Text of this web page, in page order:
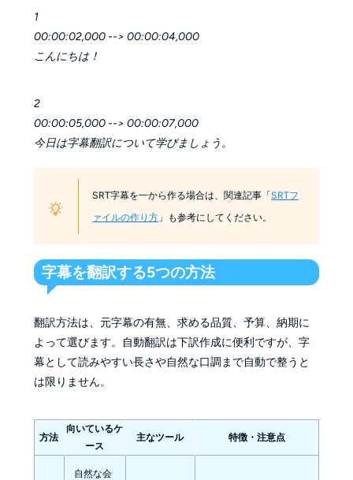
1
00:00:02,000 --> 00:00:04,000
こんにちは！
2
00:00:05,000 --> 00:00:07,000
今日は字幕翻訳について学びましょう。
SRT字幕を一から作る場合は、関連記事「SRTフ
ァイルの作り方 」も参考にしてください。
字幕を翻訳する5つの方法
翻訳方法は、元字幕の有無、求める品質、予算、納期に
よって選びます。自動翻訳は下訳作成に便利ですが、字
幕として読みやすい長さや自然な口調まで自動で整うと
は限りません。
方法
向いているケ
ース
主なツール 特徴・注意点
自然な会